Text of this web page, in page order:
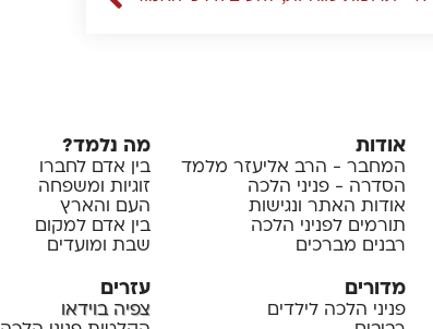
אודות
המחבר - הרב אליעזר מלמד
הסדרה - פניני הלכה
אודות האתר ונגישות
תורמים לפניני הלכה
רבנים מברכים
מה נלמד?
בין אדם לחברו
זוגיות ומשפחה
העם והארץ
בין אדם למקום
שבת ומועדים
מדורים
פניני הלכה לילדים
עזרים
צפיה בוידאו